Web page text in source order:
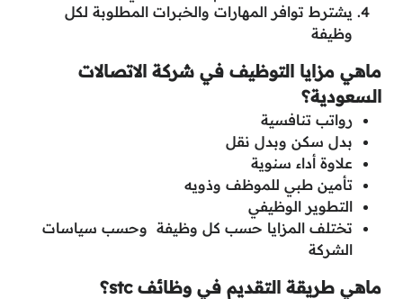
يشترط توافر المهارات والخبرات المطلوبة لكل
وظيفة
ماهي مزايا التوظيف في شركة الاتصالات
السعودية؟
رواتب تنافسية
بدل سكن وبدل نقل
علاوة أداء سنوية
تأمين طبي للموظف وذويه
التطوير الوظيفي
تختلف المزايا حسب كل وظيفة وحسب سياسات
الشركة
ماهي طريقة التقديم في وظائف stc؟